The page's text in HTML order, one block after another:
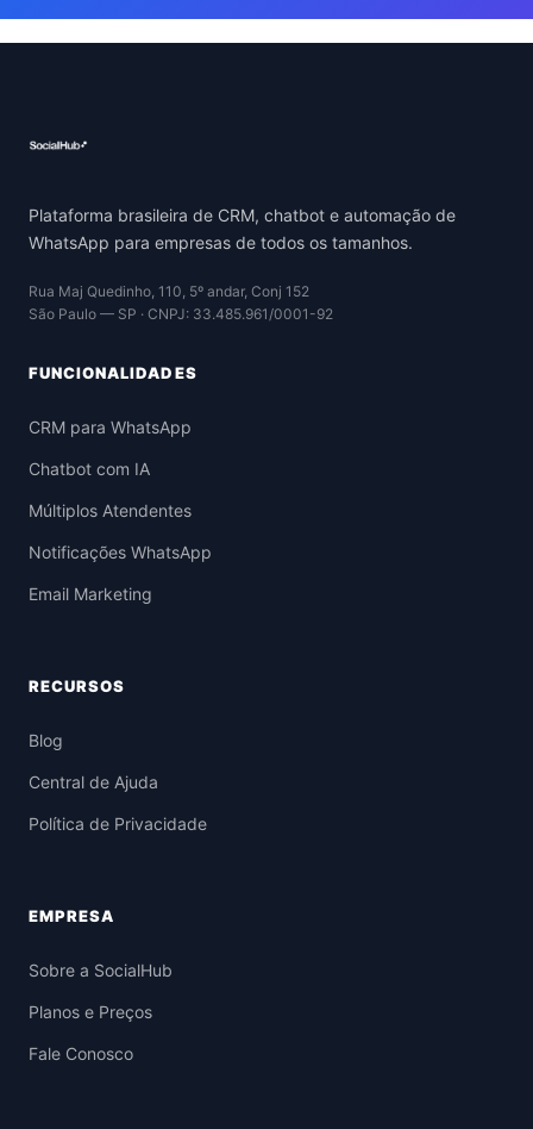
Plataforma brasileira de CRM, chatbot e automação de
WhatsApp para empresas de todos os tamanhos.
Rua Maj Quedinho, 110, 5º andar, Conj 152
São Paulo — SP · CNPJ: 33.485.961/0001-92
FUNCIONALIDADES
CRM para WhatsApp
Chatbot com IA
Múltiplos Atendentes
Notificações WhatsApp
Email Marketing
RECURSOS
Blog
Central de Ajuda
Política de Privacidade
EMPRESA
Sobre a SocialHub
Planos e Preços
Fale Conosco